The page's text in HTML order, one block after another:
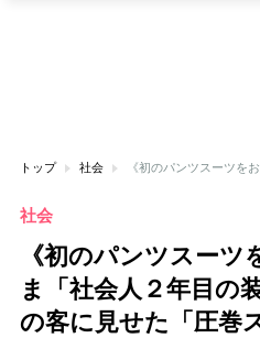
トップ 社会
社会
《初のパンツスーツ
ま「社会人２年目の
の客に見せた「圧巻